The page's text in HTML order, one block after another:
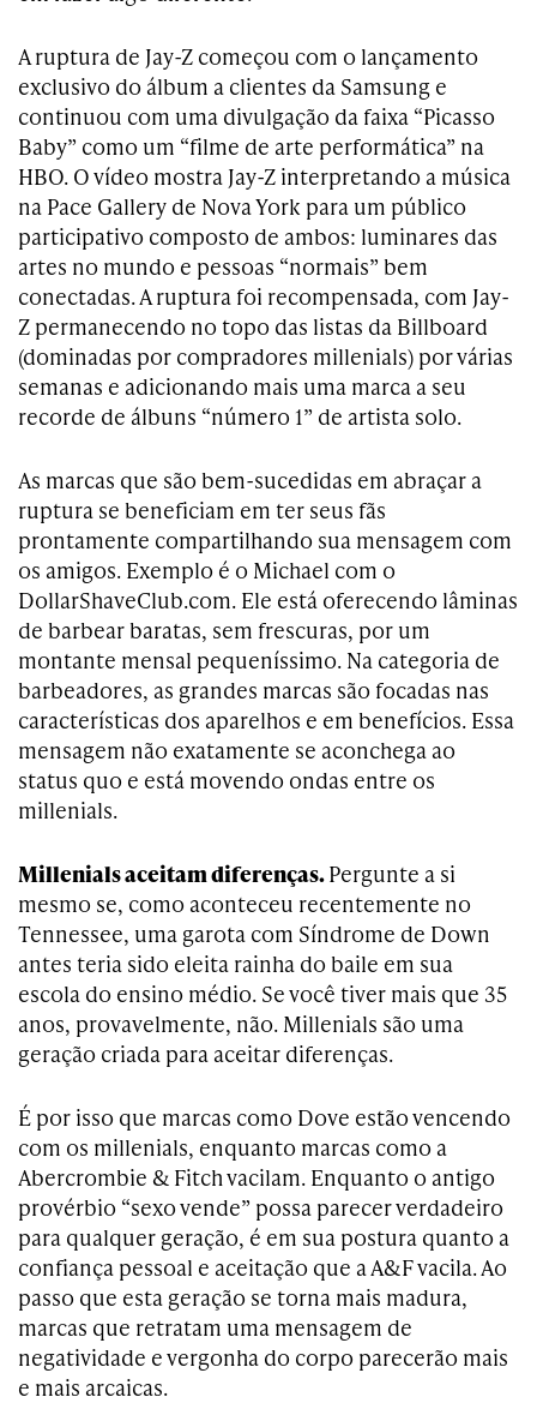
A ruptura de Jay-Z começou com o lançamento
exclusivo do álbum a clientes da Samsung e
continuou com uma divulgação da faixa “Picasso
Baby” como um “filme de arte performática” na
HBO. O vídeo mostra Jay-Z interpretando a música
na Pace Gallery de Nova York para um público
participativo composto de ambos: luminares das
artes no mundo e pessoas “normais” bem
conectadas. A ruptura foi recompensada, com Jay-
Z permanecendo no topo das listas da Billboard
(dominadas por compradores millenials) por várias
semanas e adicionando mais uma marca a seu
recorde de álbuns “número 1” de artista solo.
As marcas que são bem-sucedidas em abraçar a
ruptura se beneficiam em ter seus fãs
prontamente compartilhando sua mensagem com
os amigos. Exemplo é o Michael com o
DollarShaveClub.com. Ele está oferecendo lâminas
de barbear baratas, sem frescuras, por um
montante mensal pequeníssimo. Na categoria de
barbeadores, as grandes marcas são focadas nas
características dos aparelhos e em benefícios. Essa
mensagem não exatamente se aconchega ao
status quo e está movendo ondas entre os
millenials.
Millenials aceitam diferenças.Pergunte a si
mesmo se, como aconteceu recentemente no
Tennessee, uma garota com Síndrome de Down
antes teria sido eleita rainha do baile em sua
escola do ensino médio. Se você tiver mais que 35
anos, provavelmente, não. Millenials são uma
geração criada para aceitar diferenças.
É por isso que marcas como Dove estão vencendo
com os millenials, enquanto marcas como a
Abercrombie & Fitch vacilam. Enquanto o antigo
provérbio “sexo vende” possa parecer verdadeiro
para qualquer geração, é em sua postura quanto a
confiança pessoal e aceitação que a A&F vacila. Ao
passo que esta geração se torna mais madura,
marcas que retratam uma mensagem de
negatividade e vergonha do corpo parecerão mais
e mais arcaicas.